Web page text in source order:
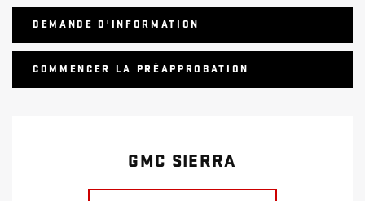
DEMANDE D'INFORMATION
COMMENCER LA PRÉAPPROBATION
GMC SIERRA